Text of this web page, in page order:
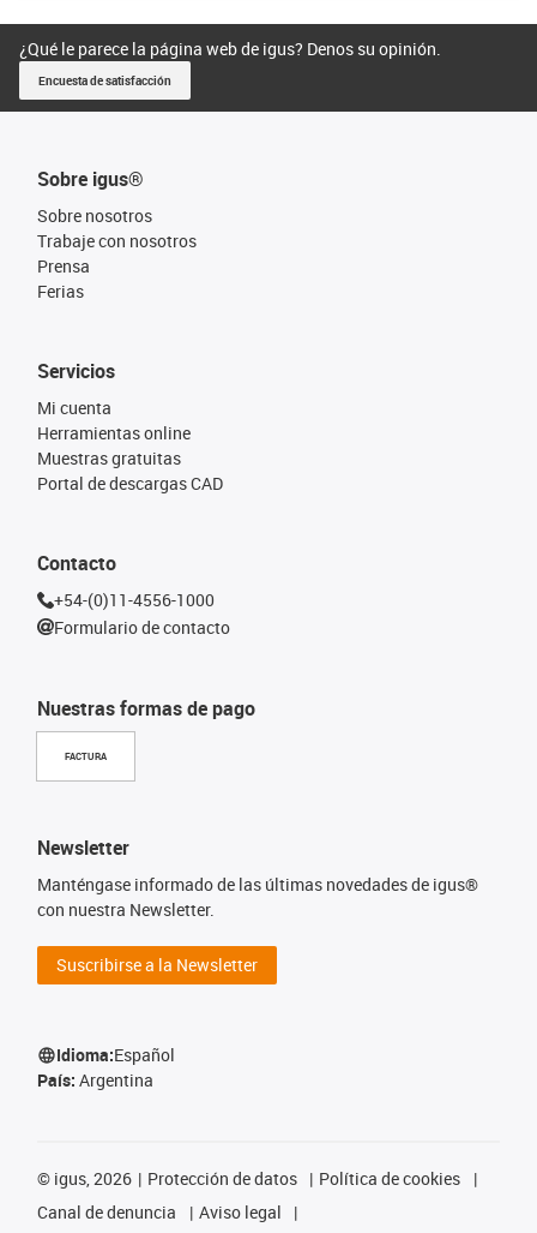
¿Qué le parece la página web de igus? Denos su opinión.
Encuesta de satisfacción
Sobre igus®
Sobre nosotros
Trabaje con nosotros
Prensa
Ferias
Nuestras formas de pago
FACTURA
Servicios
Mi cuenta
Herramientas online
Muestras gratuitas
Portal de descargas CAD
Contacto
+54-(0)11-4556-1000
Formulario de contacto
Newsletter
Manténgase informado de las últimas novedades de igus®
con nuestra Newsletter.
Suscribirse a la Newsletter
Idioma:Español
País: Argentina
© igus, 2026 Protección de datos
Política de cookies
Canal de denuncia
Aviso legal